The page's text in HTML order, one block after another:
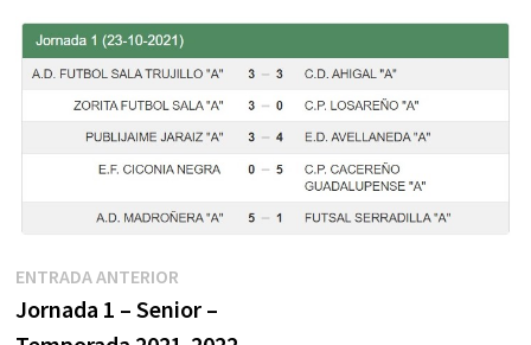
Navegación
de
ENTRADA ANTERIOREntrada
anterior:
Jornada 1 – Senior –